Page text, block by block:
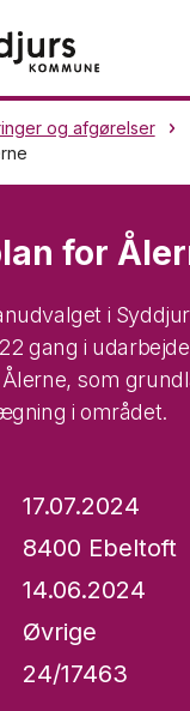
og afgørelser
for
i
gang i
som
i området.
17.07.2024
8400 Ebeltoft
14.06.2024
Øvrige
24/17463